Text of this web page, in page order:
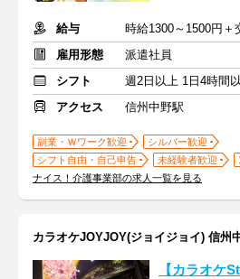
給与
時給1300～1500円＋
雇用形態
派遣社員
シフト
週2日以上 1日4時間
アクセス
信州中野駅
副業・Ｗワーク歓迎
シルバー歓迎
シフト自由・自己申告
未経験者歓迎
ナイス！介護事業部の求人一覧を見る
カラオケJOYJOY(ジョイジョイ) 信州
【カラオケ